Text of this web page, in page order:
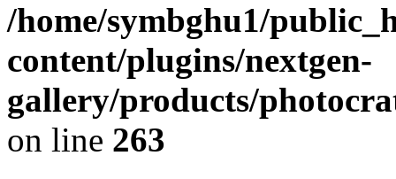
/home/symbghu1/
content/plugins/nextgen-
gallery/products/
on line 263